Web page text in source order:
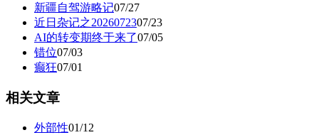
新疆自驾游略记07/27
近日杂记之2026072307/23
AI的转变期终于来了07/05
错位07/03
癫狂07/01
相关文章
外部性01/12